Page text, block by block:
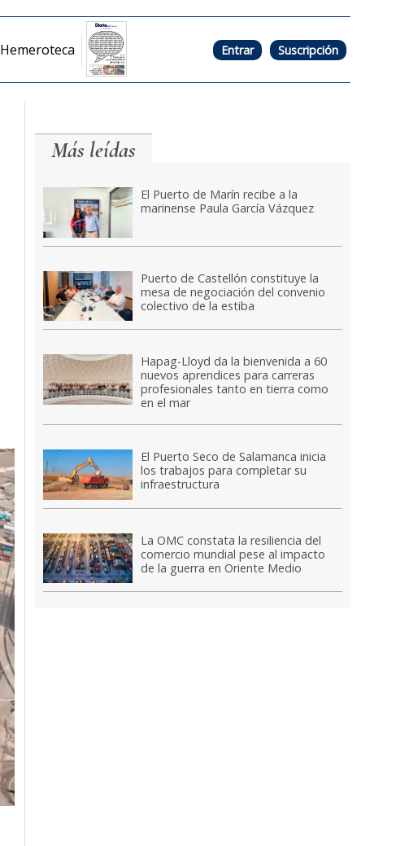
Hemeroteca Entrar Suscripción
Más leídas
El Puerto de Marín recibe a la
marinense Paula García Vázquez
Puerto de Castellón constituye la
mesa de negociación del convenio
colectivo de la estiba
Hapag-Lloyd da la bienvenida a 60
nuevos aprendices para carreras
profesionales tanto en tierra como
en el mar
El Puerto Seco de Salamanca inicia
los trabajos para completar su
infraestructura
La OMC constata la resiliencia del
comercio mundial pese al impacto
de la guerra en Oriente Medio